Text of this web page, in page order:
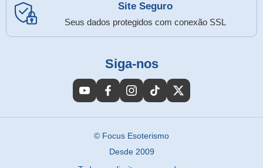
Site Seguro
Seus dados protegidos com conexão SSL
Siga-nos
© Focus Esoterismo
Desde 2009